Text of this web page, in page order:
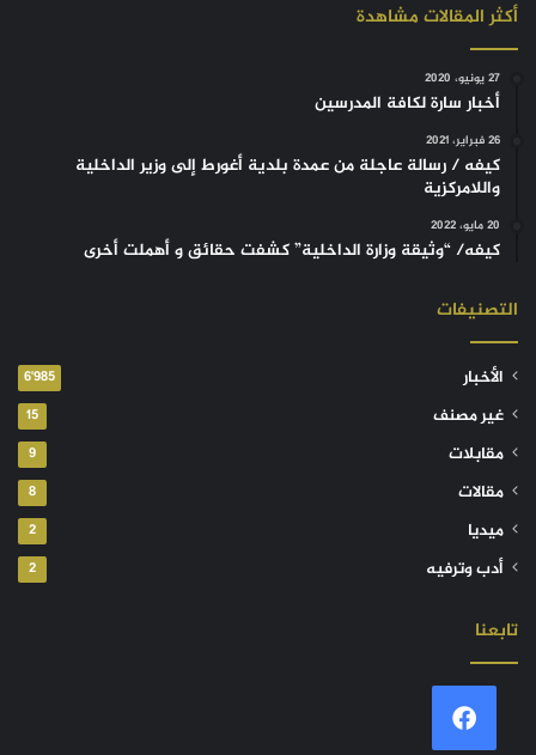
أكثر المقالات مشاهدة
27 يونيو، 2020
أخبار سارة لكافة المدرسين
26 فبراير، 2021
كيفه / رسالة عاجلة من عمدة بلدية أغورط إلى وزير الداخلية
واللامركزية
20 مايو، 2022
كيفه/ “وثيقة وزارة الداخلية” كشفت حقائق و أهملت أخرى
التصنيفات
الأخبار 6٬985
غير مصنف 15
مقابلات 9
مقالات 8
ميديا 2
أدب وترفيه 2
تابعنا